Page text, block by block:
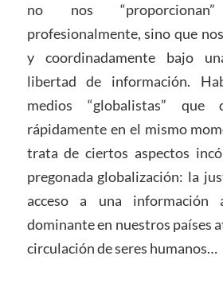
no nos
profesionalmente, sino que
y coordinadamente bajo
libertad de información.
medios “globalistas”
rápidamente en el mismo
trata de ciertos aspectos
pregonada globalización: la
acceso a una información
dominante en nuestros países
circulación de seres humanos…